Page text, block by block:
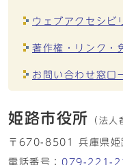
ウェブアクセシビ
著作権・リンク・
お問い合わせ窓口
姫路市役所 （法人
〒670-8501 兵庫県姫
電話番号： 079-221-